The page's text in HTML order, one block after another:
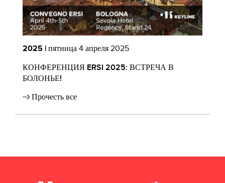
2025 | пятница 4 апреля 2025
КОНФЕРЕНЦИЯ ERSI 2025: ВСТРЕЧА В
БОЛОНЬЕ!
Прочесть все